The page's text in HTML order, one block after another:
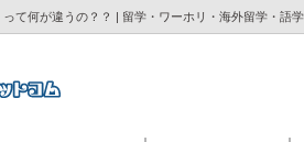
て何が違うの？？ | 留学・ワーホリ・海外留学・語